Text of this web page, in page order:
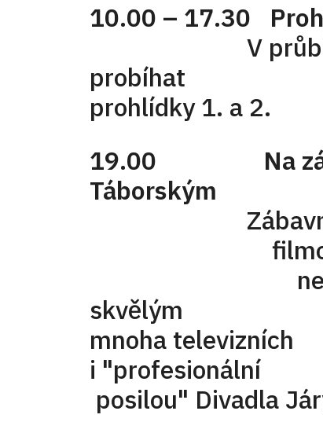
10.00 – 17.30
V průběhu
probíhat
prohlídky 1.
19.00 Na
Táborským
Zábavná
filmovým a
skvělým
mnoha
i
posilou" Divadla